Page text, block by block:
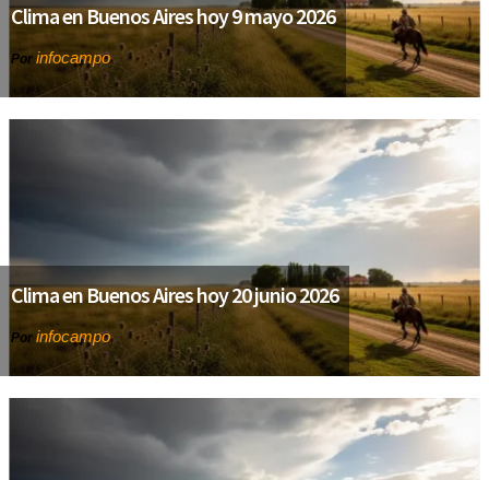
Clima en Buenos Aires hoy 9 mayo 2026
Por infocampo
Clima en Buenos Aires hoy 20 junio 2026
Por infocampo